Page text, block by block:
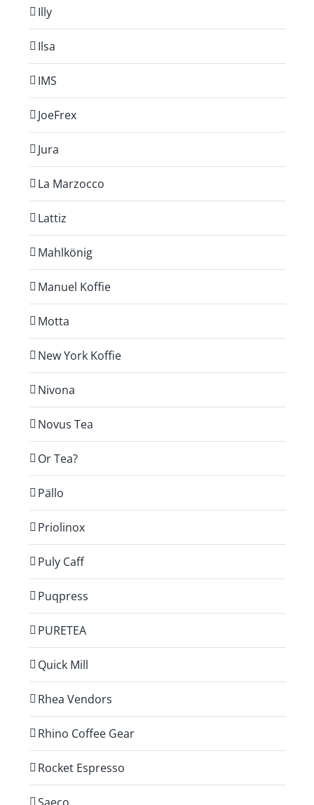
Illy
Ilsa
IMS
JoeFrex
Jura
La Marzocco
Lattiz
Mahlkönig
Manuel Koffie
Motta
New York Koffie
Nivona
Novus Tea
Or Tea?
Pällo
Priolinox
Puly Caff
Puqpress
PURETEA
Quick Mill
Rhea Vendors
Rhino Coffee Gear
Rocket Espresso